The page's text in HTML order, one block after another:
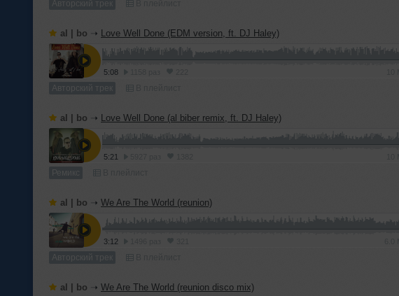
Авторский трек
al | bo ➝ Love Well Done (EDM version, ft. DJ Haley)
5:08
Авторский трек
al | bo ➝ Love Well Done (al biber remix, ft. DJ Haley)
5:21
Ремикс
al | bo ➝ We Are The World (reunion)
3:12
Авторский трек
al | bo ➝ We Are The World (reunion disco mix)